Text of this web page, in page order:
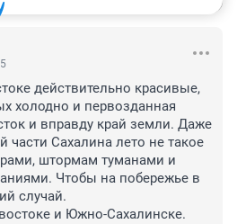
действительно красивые,
холодно и первозданная
и вправду край земли. Даже
Сахалина лето не такое
штормам туманами и
Чтобы на побережье в
случай.
и Южно-Сахалинске.